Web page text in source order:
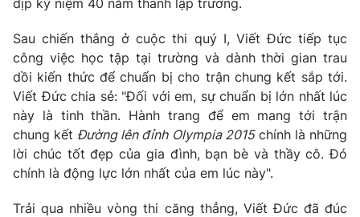
Giải sao mai
Sao
Làm đẹp
Chất lượng cuộc sống
Giáo dục
Tuyển sinh
Học trực tuyến
Công nghệ
Hitech Công nghệ tương lai
Sản phẩm
Thị trường
Giao lưu trực tuyến
Lịch phát sóng
Chuyên mục khác
dịp kỷ niệm 40 năm thành lập trường.
Sau chiến thắng ở cuộc thi quý I, Viết Đức tiếp tục
công việc học tập tại trường và dành thời gian trau
dồi kiến thức để chuẩn bị cho trận chung kết sắp tới.
Viết Đức chia sẻ: "Đối với em, sự chuẩn bị lớn nhất lúc
này là tinh thần. Hành trang để em mang tới trận
chung kết Đường lên đỉnh Olympia 2015chính là những
lời chúc tốt đẹp của gia đình, bạn bè và thầy cô. Đó
chính là động lực lớn nhất của em lúc này".
Trải qua nhiều vòng thi căng thẳng, Viết Đức đã đúc